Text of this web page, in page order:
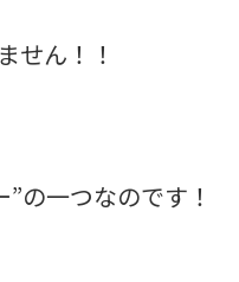
せん！！
の一つなのです！